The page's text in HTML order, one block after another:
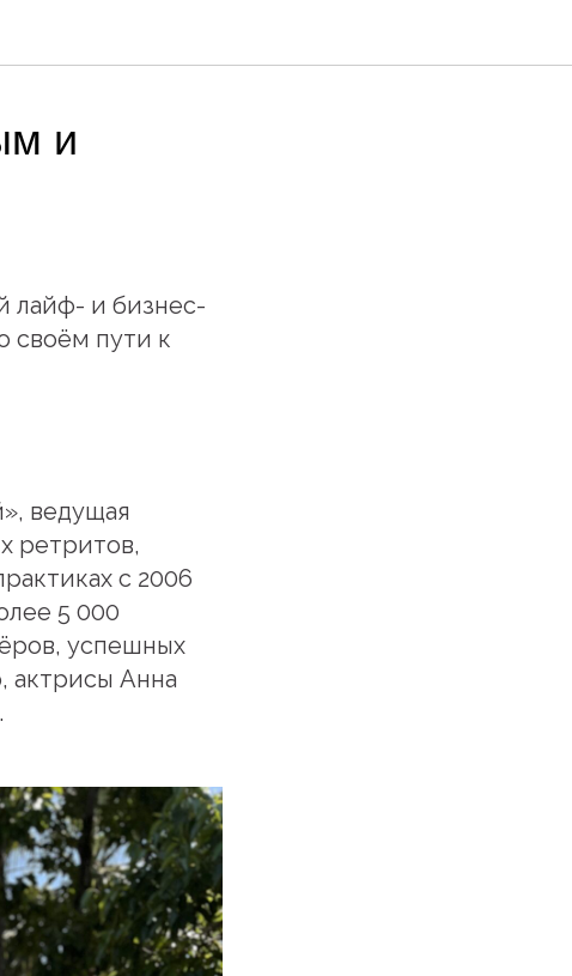
и
лайф- и бизнес-
своём пути к
ведущая
ретритов,
с 2006
5 000
успешных
актрисы Анна